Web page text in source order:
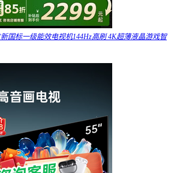
新国标一级能效电视机144Hz高刷 4K超薄液晶游戏智